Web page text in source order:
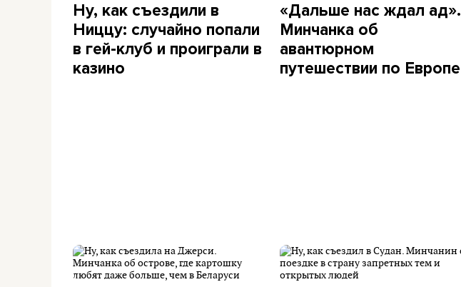
Ну, как съездили в
Ниццу: случайно попали
в гей-клуб и проиграли в
казино
«Дальше нас ждал ад».
Минчанка об
авантюрном
путешествии по Европе